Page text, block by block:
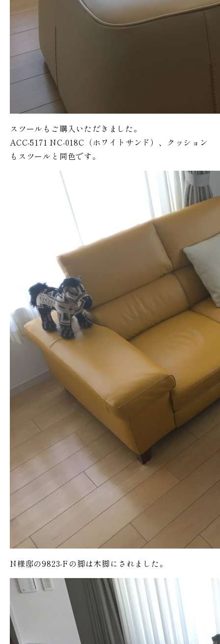
スツールもご購入いただきました。
ACC-5171 NC-018C（ホワイトサンド）、クッション
もスツールと同色です。
N様邸の9823-Fの脚は木脚にされました。